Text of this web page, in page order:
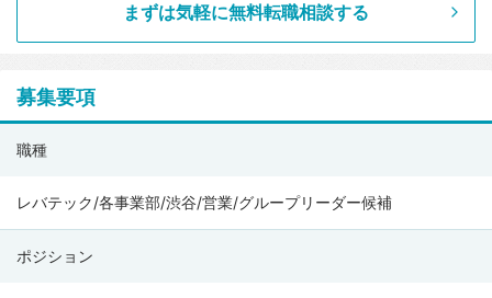
まずは気軽に無料転職相談する
募集要項
ジ
職種
レバテック/各事業部/渋谷/営業/グループリーダー候補
ポジション